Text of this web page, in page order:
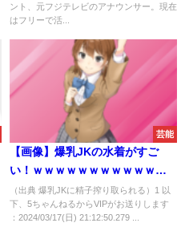
ント、元フジテレビのアナウンサー。現在
はフリーで活...
芸能
【画像】爆乳JKの水着がすご
い！ｗｗｗｗｗｗｗｗｗｗｗｗ
ｗｗｗｗｗｗｗｗｗｗｗ
（出典 爆乳JKに精子搾り取られる）1 以
下、5ちゃんねるからVIPがお送りします
：2024/03/17(日) 21:12:50.279 ...